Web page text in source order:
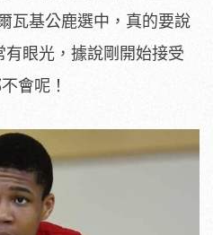
瓦基公鹿選中，真的要說
眼光，據說剛開始接受
會呢！